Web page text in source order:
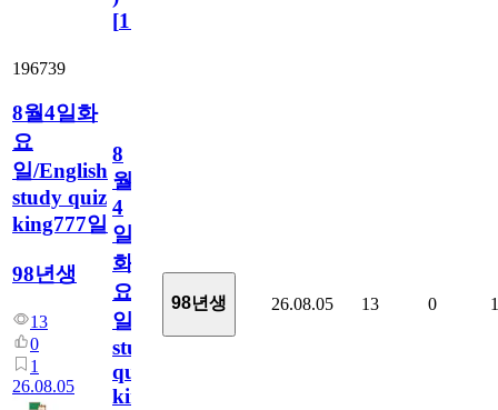
[110
196739
8월4일화
요
일/English
study quiz
king777일
98년생
13
0
1
26.08.05
8
월
4
일
화
요
일/English
study
quiz
king777
98년생 26.08.05 13 0 1